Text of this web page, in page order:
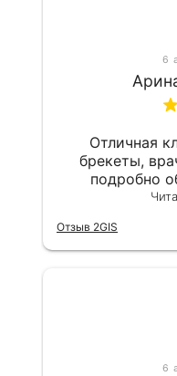
6
Отличная
брекеты,
подробно
аккуратно.
Отзыв 2GIS
6